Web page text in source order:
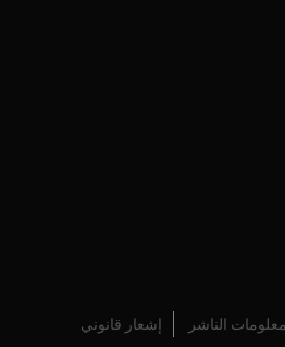
معلومات الناشر إشعار قانوني